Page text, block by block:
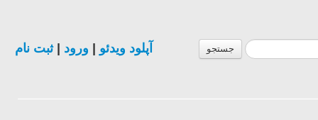
جستجو آپلود ویدئو ورود |ثبت نام